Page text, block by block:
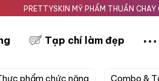
PRETTYSKIN MỸ PHẨM THUẦN CHAY CAO
Tạp chí làm đẹp
phẩm chức năng Combo &